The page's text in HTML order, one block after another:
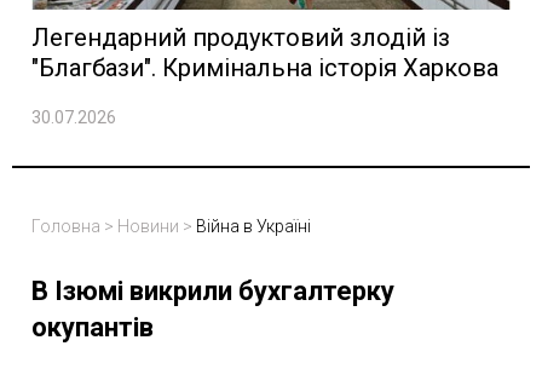
Легендарний продуктовий злодій із
"Благбази". Кримінальна історія Харкова
30.07.2026
Головна > Новини > Війна в Україні
В Ізюмі викрили бухгалтерку
окупантів